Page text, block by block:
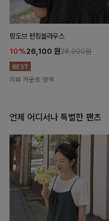
랑도브 펀칭블라우스
10%26,100 원28,900원
리뷰 카운트 영역
언제 어디서나 특별한 팬츠